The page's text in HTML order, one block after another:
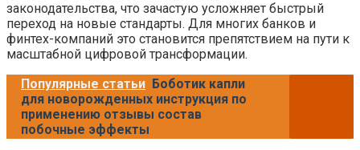
законодательства, что зачастую усложняет быстрый
переход на новые стандарты. Для многих банков и
финтех-компаний это становится препятствием на пути к
масштабной цифровой трансформации.
Популярные статьи Боботик капли
для новорожденных инструкция по
применению отзывы состав
побочные эффекты